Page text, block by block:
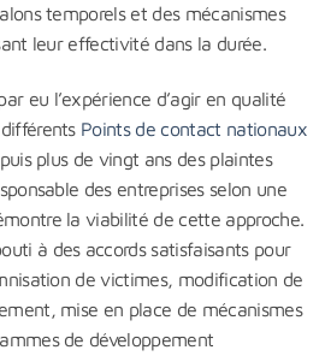
temporels et des mécanismes
leur effectivité dans la durée.
eu l’expérience d’agir en qualité
Points de contact nationaux
plus de vingt ans des plaintes
des entreprises selon une
la viabilité de cette approche.
à des accords satisfaisants pour
de victimes, modification de
mise en place de mécanismes
de développement